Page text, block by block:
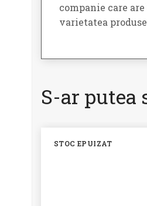
companie care
varietatea
S-ar putea
STOC EPUIZAT